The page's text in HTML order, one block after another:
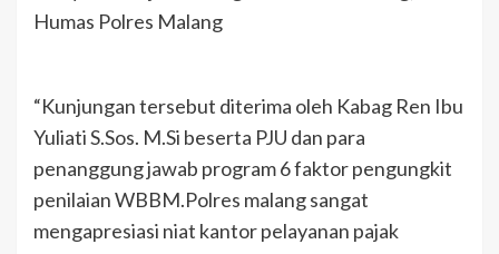
Humas Polres Malang
“Kunjungan tersebut diterima oleh Kabag Ren Ibu
Yuliati S.Sos. M.Si beserta PJU dan para
penanggung jawab program 6 faktor pengungkit
penilaian WBBM.Polres malang sangat
mengapresiasi niat kantor pelayanan pajak